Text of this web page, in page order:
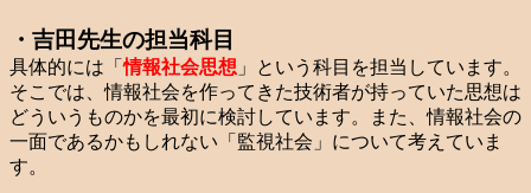
・吉田先生の担当科目
具体的には「情報社会思想 」という科目を担当しています。
そこでは、情報社会を作ってきた技術者が持っていた思想は
どういうものかを最初に検討しています。また、情報社会の
一面であるかもしれない「監視社会」について考えていま
す。